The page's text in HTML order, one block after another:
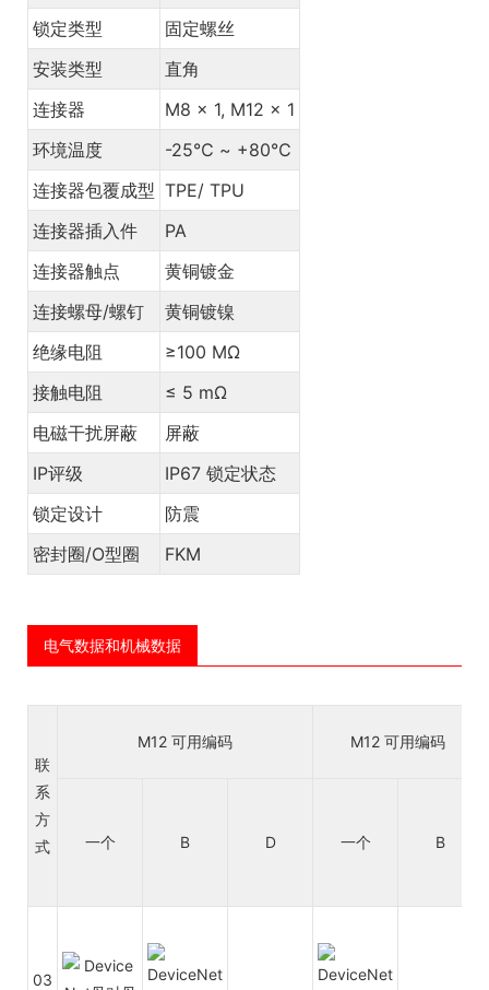
锁定类型
固定螺丝
安装类型
直角
连接器
M8 x 1, M12 x 1
环境温度
-25℃ ~ +80℃
连接器包覆成型 TPE/ TPU
连接器插入件
PA
连接器触点
黄铜镀金
连接螺母/螺钉
黄铜镀镍
绝缘电阻
≥100 MΩ
接触电阻
≤ 5 mΩ
电磁干扰屏蔽
屏蔽
IP评级
IP67 锁定状态
锁定设计
防震
密封圈/O型圈
FKM
电气数据和机械数据
联
系
方
式
M12 可用编码 M12 可用编码
一个 B D 一个 B
03